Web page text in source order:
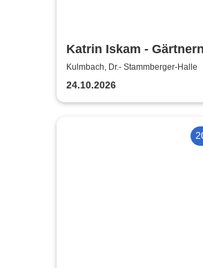
Katrin Iskam -
viel Geschiss
Kulmbach, Dr.- Stammberger-Halle
24.10.2026